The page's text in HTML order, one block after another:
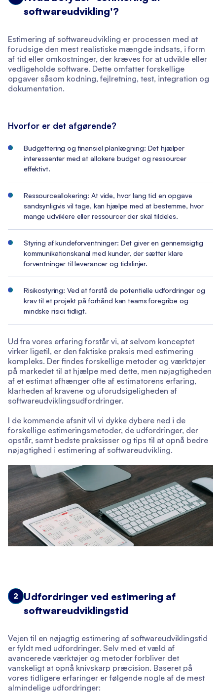
softwareudvikling'?
Estimering af softwareudvikling er processen med at
forudsige den mest realistiske mængde indsats, i form
af tid eller omkostninger, der kræves for at udvikle eller
vedligeholde software. Dette omfatter forskellige
opgaver såsom kodning, fejlretning, test, integration og
dokumentation.
Hvorfor er det afgørende?
Budgettering og finansiel planlægning: Det hjælper
interessenter med at allokere budget og ressourcer
effektivt.
Ressourceallokering: At vide, hvor lang tid en opgave
sandsynligvis vil tage, kan hjælpe med at bestemme, hvor
mange udviklere eller ressourcer der skal tildeles.
Styring af kundeforventninger: Det giver en gennemsigtig
kommunikationskanal med kunder, der sætter klare
forventninger til leverancer og tidslinjer.
Risikostyring: Ved at forstå de potentielle udfordringer og
krav til et projekt på forhånd kan teams foregribe og
mindske risici tidligt.
Ud fra vores erfaring forstår vi, at selvom konceptet
virker ligetil, er den faktiske praksis med estimering
kompleks. Der findes forskellige metoder og værktøjer
på markedet til at hjælpe med dette, men nøjagtigheden
af et estimat afhænger ofte af estimatorens erfaring,
klarheden af kravene og uforudsigeligheden af
softwareudviklingsudfordringer.
I de kommende afsnit vil vi dykke dybere ned i de
forskellige estimeringsmetoder, de udfordringer, der
opstår, samt bedste praksisser og tips til at opnå bedre
nøjagtighed i estimering af softwareudvikling.
2
Udfordringer ved estimering af
softwareudviklingstid
Vejen til en nøjagtig estimering af softwareudviklingstid
er fyldt med udfordringer. Selv med et væld af
avancerede værktøjer og metoder forbliver det
vanskeligt at opnå knivskarp præcision. Baseret på
vores tidligere erfaringer er følgende nogle af de mest
almindelige udfordringer: